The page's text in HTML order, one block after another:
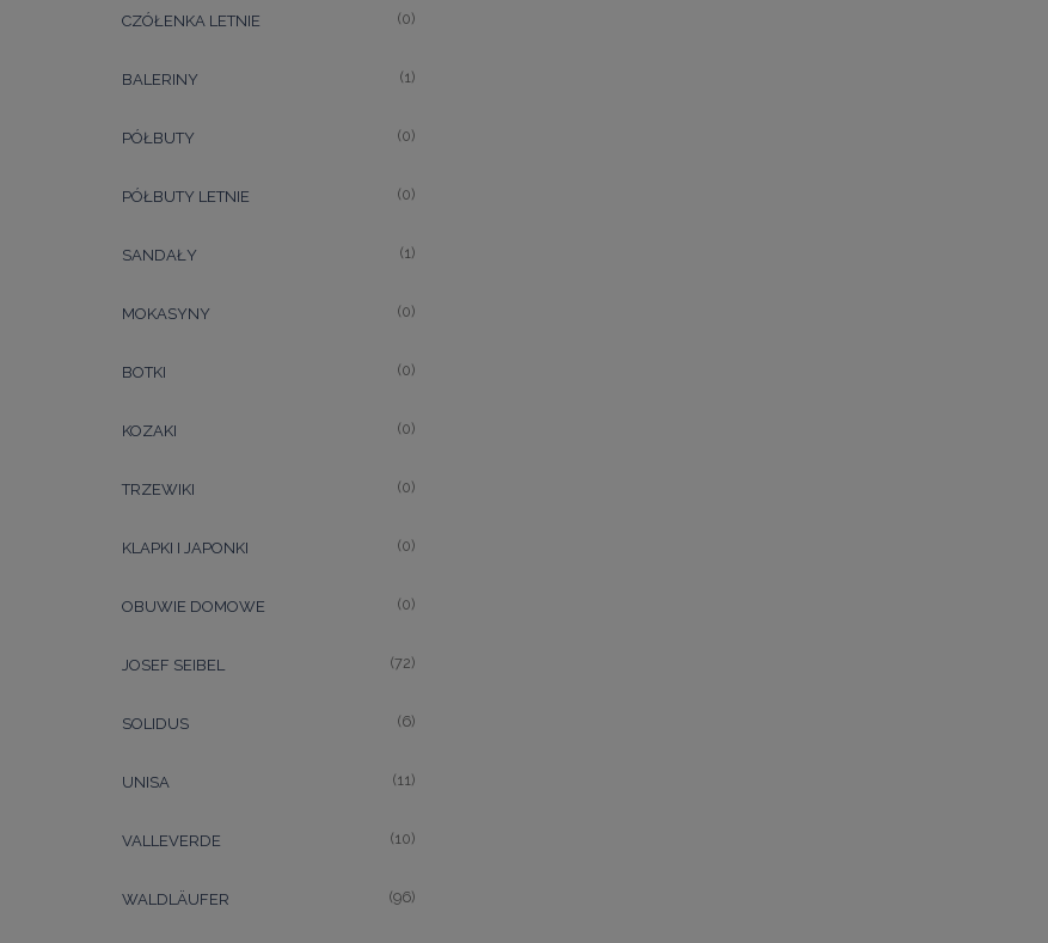
CZÓŁENKA LETNIE (0)
BALERINY (1)
PÓŁBUTY (0)
PÓŁBUTY LETNIE (0)
SANDAŁY (1)
MOKASYNY (0)
BOTKI (0)
KOZAKI (0)
TRZEWIKI (0)
KLAPKI I JAPONKI (0)
OBUWIE DOMOWE (0)
JOSEF SEIBEL (72)
SOLIDUS (6)
UNISA (11)
VALLEVERDE (10)
WALDLÄUFER (96)